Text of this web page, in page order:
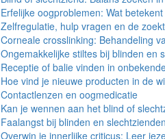
Erfelijke oogproblemen: Wat
Zelfregulatie, hulp vragen en de
Corneale crosslinking: Behandeling
Ongemakkelijke stiltes bij blinden en
Receptie of balie vinden in
Hoe vind je nieuwe producten in de
Contactlenzen en oogmedicatie
Kan je wennen aan het blind of
Faalangst bij blinden en slechtzienden
Overwin je innerlijke criticus: Leer